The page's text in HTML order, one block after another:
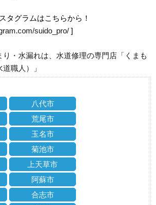
タグラムはこちらから！
suido_pro/ ]
・水漏れは、水道修理の専門店「くまも
職人）」
八代市
荒尾市
玉名市
菊池市
上天草市
阿蘇市
合志市